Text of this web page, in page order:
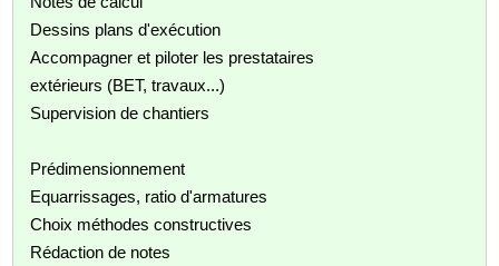
Dessins plans d'exécution
Accompagner et piloter les prestataires
extérieurs (BET, travaux...)
Supervision de chantiers
Prédimensionnement
Equarrissages, ratio d'armatures
Choix méthodes constructives
Rédaction de notes